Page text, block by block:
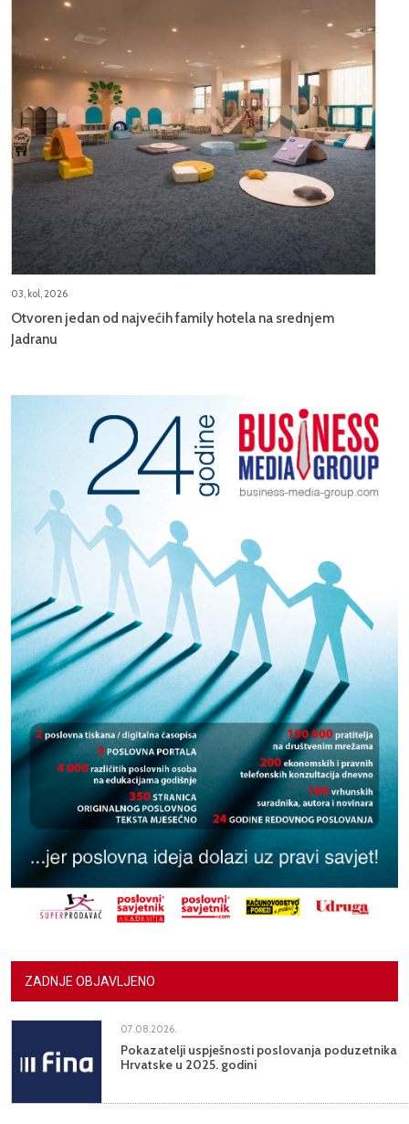
03, kol, 2026
Otvoren jedan od najvećih family hotela na srednjem
Jadranu
ZADNJE OBJAVLJENO
07.08.2026.
Pokazatelji uspješnosti poslovanja poduzetnika
Hrvatske u 2025. godini